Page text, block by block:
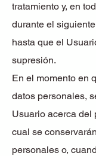
tratamiento y, en
durante el
hasta que el
supresión.
En el momento en
datos personales,
Usuario acerca del
cual se
personales o,